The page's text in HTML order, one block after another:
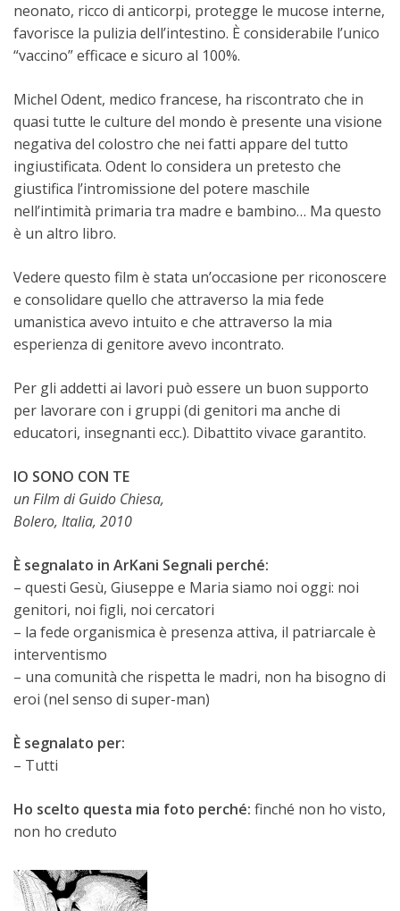
neonato, ricco di anticorpi, protegge le mucose interne,
favorisce la pulizia dell’intestino. È considerabile l’unico
“vaccino” efficace e sicuro al 100%.
Michel Odent, medico francese, ha riscontrato che in
quasi tutte le culture del mondo è presente una visione
negativa del colostro che nei fatti appare del tutto
ingiustificata. Odent lo considera un pretesto che
giustifica l’intromissione del potere maschile
nell’intimità primaria tra madre e bambino… Ma questo
è un altro libro.
Vedere questo film è stata un’occasione per riconoscere
e consolidare quello che attraverso la mia fede
umanistica avevo intuito e che attraverso la mia
esperienza di genitore avevo incontrato.
Per gli addetti ai lavori può essere un buon supporto
per lavorare con i gruppi (di genitori ma anche di
educatori, insegnanti ecc.). Dibattito vivace garantito.
IO SONO CON TE
un Film di Guido Chiesa,
Bolero, Italia, 2010
È segnalato in ArKani Segnali perché:
– questi Gesù, Giuseppe e Maria siamo noi oggi: noi
genitori, noi figli, noi cercatori
– la fede organismica è presenza attiva, il patriarcale è
interventismo
– una comunità che rispetta le madri, non ha bisogno di
eroi (nel senso di super-man)
È segnalato per:
– Tutti
Ho scelto questa mia foto perché: finché non ho visto,
non ho creduto